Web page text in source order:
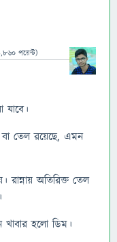
পয়েন্ট)
যাবে।
বা তেল রয়েছে, এমন
অতিরিক্ত তেল
খাবার হলো ডিম।